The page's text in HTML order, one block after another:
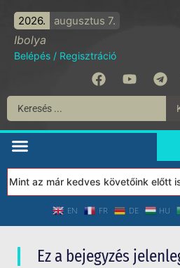
2026. augusztus 7.
Ibolya
Belépés / Regisztráció
az már kedves követőink előtt
EN FR DE HU
Ez a bejegyzés